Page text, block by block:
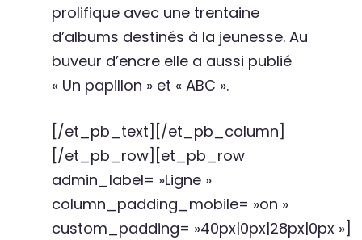
prolifique avec une trentaine
d’albums destinés à la jeunesse. Au
buveur d’encre elle a aussi publié
« Un papillon » et « ABC ».
[/et_pb_text][/et_pb_column]
[/et_pb_row][et_pb_row
admin_label= »Ligne »
column_padding_mobile= »on »
custom_padding= »40px|0px|28px|0px »]